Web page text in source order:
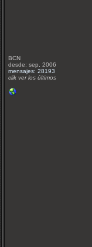
BCN
desde: sep, 2006
mensajes: 28193
clik ver los últimos